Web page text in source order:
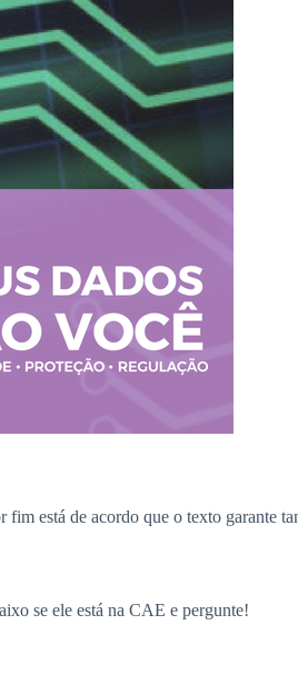
está de acordo que o texto garante
se ele está na CAE e pergunte!